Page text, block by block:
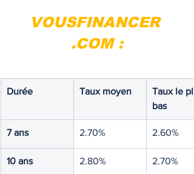
VOUSFINANCER
.COM :
Durée Taux moyen
Taux le
bas
7 ans 2.70% 2.60%
10 ans 2.80% 2.70%